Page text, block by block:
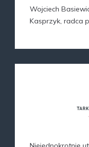
Wojciech
Kasprzyk, radca